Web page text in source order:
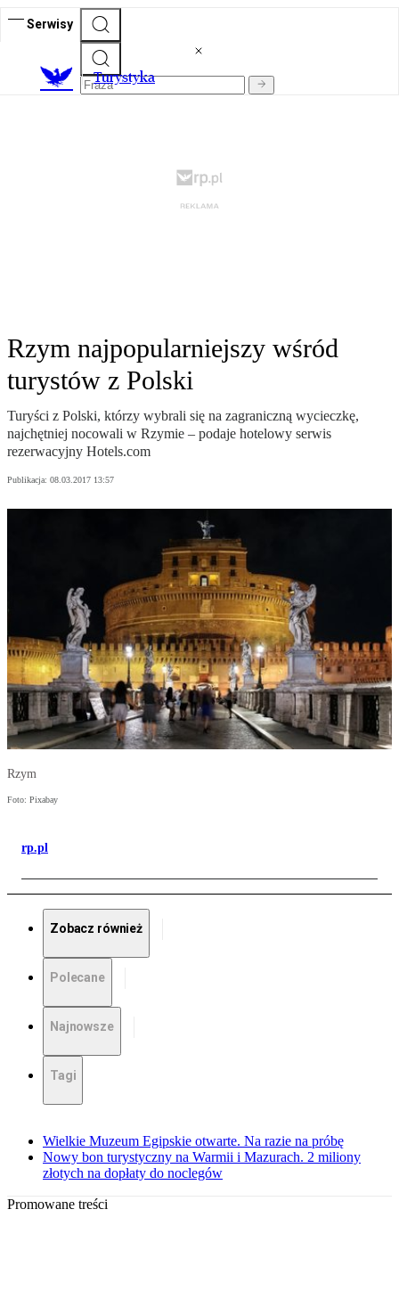
Serwisy
Turystyka
Rzym najpopularniejszy wśród
turystów z Polski
Turyści z Polski, którzy wybrali się na zagraniczną wycieczkę,
najchętniej nocowali w Rzymie – podaje hotelowy serwis
rezerwacyjny Hotels.com
Publikacja: 08.03.2017 13:57
Rzym
Foto: Pixabay
rp.pl
Zobacz również
Polecane
Najnowsze
Tagi
Wielkie Muzeum Egipskie otwarte. Na razie na próbę
Nowy bon turystyczny na Warmii i Mazurach. 2 miliony
złotych na dopłaty do noclegów
Promowane treści